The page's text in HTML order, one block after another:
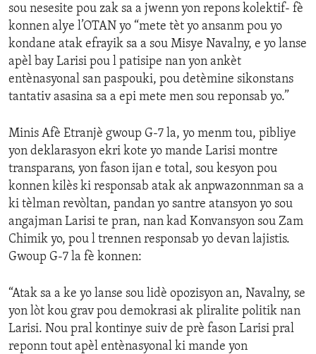
sou nesesite pou zak sa a jwenn yon repons kolektif- fè
konnen alye l’OTAN yo “mete tèt yo ansanm pou yo
kondane atak efrayik sa a sou Misye Navalny, e yo lanse
apèl bay Larisi pou l patisipe nan yon ankèt
entènasyonal san paspouki, pou detèmine sikonstans
tantativ asasina sa a epi mete men sou reponsab yo.”
Minis Afè Etranjè gwoup G-7 la, yo menm tou, pibliye
yon deklarasyon ekri kote yo mande Larisi montre
transparans, yon fason ijan e total, sou kesyon pou
konnen kilès ki responsab atak ak anpwazonnman sa a
ki tèlman revòltan, pandan yo santre atansyon yo sou
angajman Larisi te pran, nan kad Konvansyon sou Zam
Chimik yo, pou l trennen responsab yo devan lajistis.
Gwoup G-7 la fè konnen:
“Atak sa a ke yo lanse sou lidè opozisyon an, Navalny, se
yon lòt kou grav pou demokrasi ak pliralite politik nan
Larisi. Nou pral kontinye suiv de prè fason Larisi pral
reponn tout apèl entènasyonal ki mande yon